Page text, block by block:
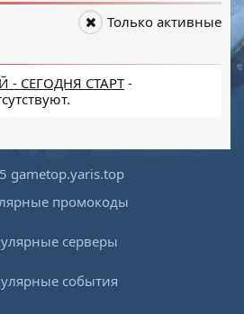
Только активные
- СЕГОДНЯ СТАРТ-
gametop.yaris.top
промокоды
серверы
события